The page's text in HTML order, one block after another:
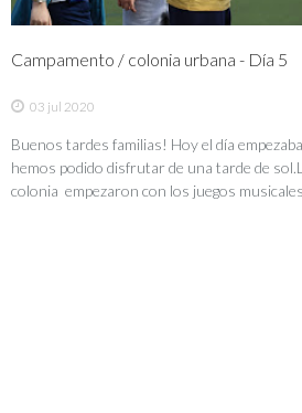
Campamento / colonia urbana - Día 5
03 jul 2020
Buenos tardes familias! Hoy el día
hemos podido disfrutar de una tarde de
colonia empezaron con los juegos